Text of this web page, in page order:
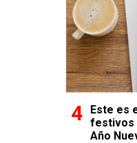
Este es
festivos
Año